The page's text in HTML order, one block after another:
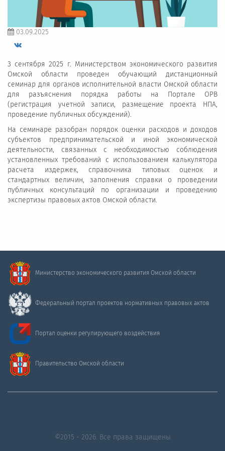
03.09.2025
3 сентября 2025 г. Министерством экономического развития
Омской области проведен обучающий дистанционный
семинар для органов исполнительной власти Омской области
для разъяснения порядка работы на Портале ОРВ
(регистрация учетной записи, размещение проекта НПА,
проведение публичных обсуждений).
На семинаре разобран порядок оценки расходов и доходов
субъектов предпринимательской и иной экономической
деятельности, связанных с необходимостью соблюдения
установленных требований с использованием калькулятора
расчета издержек, справочника типовых оценок и
стандартных величин, заполнения справки о проведении
публичных консультаций по организации и проведению
экспертизы правовых актов Омской области.
Министерство экономического развития Омской области
Федеральный портал проектов нормативных правовых актов
Портал оценки регулирующего воздействия
Правительство Омской области
©2015 - 2026. Все права защищены